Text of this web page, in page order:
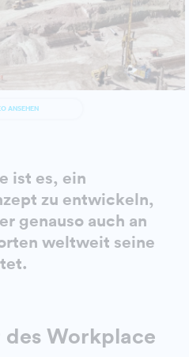
ANSEHEN
ist es, ein
zu entwickeln,
genauso auch an
weltweit seine
Workplace